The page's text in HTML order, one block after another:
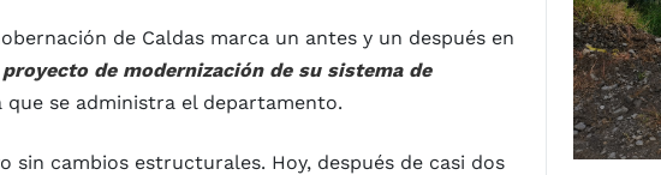
de Caldas marca un antes y un después en
de modernización de su sistema de
se administra el departamento.
sin cambios estructurales. Hoy, después de casi dos